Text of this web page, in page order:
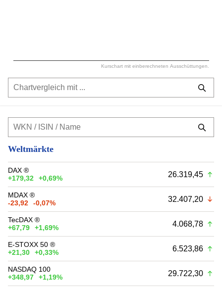
Kurschart mit einberechneten Ausschüttungen.
Weltmärkte
DAX ®
+179,32
+0,69% 26.319,45
MDAX ®
-23,92
-0,07% 32.407,20
TecDAX ®
+67,79
+1,69% 4.068,78
E-STOXX 50 ®
+21,30
+0,33% 6.523,86
NASDAQ 100
+348,97
+1,19% 29.722,30